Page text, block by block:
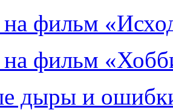
на фильм
на фильм
дыры и